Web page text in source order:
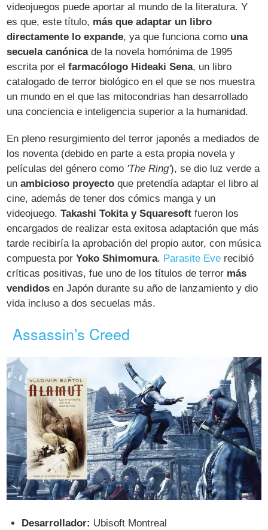
videojuegos puede aportar al mundo de la literatura. Y
es que, este título, más que adaptar un libro
directamente lo expande, ya que funciona como una
secuela canónicade la novela homónima de 1995
escrita por elfarmacólogo Hideaki Sena, un libro
catalogado de terror biológico en el que se nos muestra
un mundo en el que las mitocondrias han desarrollado
una conciencia e inteligencia superior a la humanidad.
En pleno resurgimiento del terror japonés a mediados de
los noventa (debido en parte a esta propia novela y
películas del género como 'The Ring'), se dio luz verde a
unambicioso proyecto que pretendía adaptar el libro al
cine, además de tener dos cómics manga y un
videojuego.Takashi Tokita y Squaresoft fueron los
encargados de realizar esta exitosa adaptación que más
tarde recibiría la aprobación del propio autor, con música
compuesta porYoko Shimomura. Parasite Eve recibió
críticas positivas, fue uno de los títulos de terror más
vendidos en Japón durante su año de lanzamiento y dio
vida incluso a dos secuelas más.
Assassin’s Creed
Desarrollador: Ubisoft Montreal